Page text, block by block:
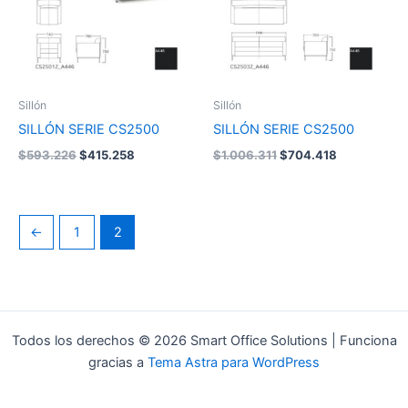
Sillón
SILLÓN SERIE CS2500
$593.226$415.258
Sillón
SILLÓN SERIE CS2500
$1.006.311$704.418
← 1 2
Todos los derechos © 2026 Smart Office Solutions | Funciona
gracias a Tema Astra para WordPress